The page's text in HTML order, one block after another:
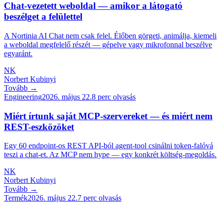
Chat-vezetett weboldal — amikor a látogató
beszélget a felülettel
A Nortinia AI Chat nem csak felel. Élőben görgeti, animálja, kiemeli
a weboldal megfelelő részét — gépelve vagy mikrofonnal beszélve
egyaránt.
NK
Norbert Kubinyi
Tovább →
Engineering2026. május 22.8 perc olvasás
Miért írtunk saját MCP-szervereket — és miért nem
REST-eszközöket
Egy 60 endpoint-os REST API-ból agent-tool csinálni token-falóvá
teszi a chat-et. Az MCP nem hype — egy konkrét költség-megoldás.
NK
Norbert Kubinyi
Tovább →
Termék2026. május 22.7 perc olvasás